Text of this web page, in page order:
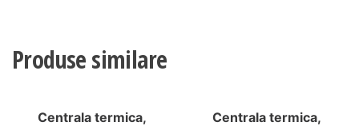
Produse similare
Centrala termica,
Centrala termica,